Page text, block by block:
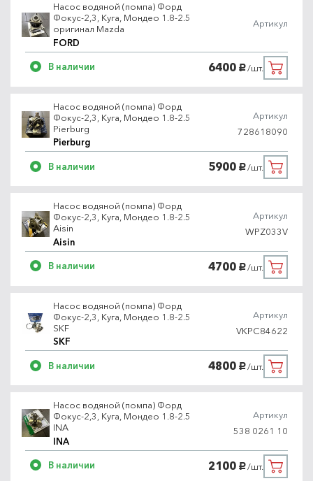
Насос водяной (помпа) Форд
Фокус-2,3, Куга, Мондео 1.8-2.5
оригинал Mazda
FORD
Артикул
В наличии 6400 руб./шт.
Насос водяной (помпа) Форд
Фокус-2,3, Куга, Мондео 1.8-2.5
Pierburg
Pierburg
Артикул
728618090
В наличии 5900 руб./шт.
Насос водяной (помпа) Форд
Фокус-2,3, Куга, Мондео 1.8-2.5
Aisin
Aisin
Артикул
WPZ033V
В наличии 4700 руб./шт.
Насос водяной (помпа) Форд
Фокус-2,3, Куга, Мондео 1.8-2.5
SKF
SKF
Артикул
VKPC84622
В наличии 4800 руб./шт.
Насос водяной (помпа) Форд
Фокус-2,3, Куга, Мондео 1.8-2.5
INA
INA
Артикул
538 0261 10
В наличии 2100 руб./шт.